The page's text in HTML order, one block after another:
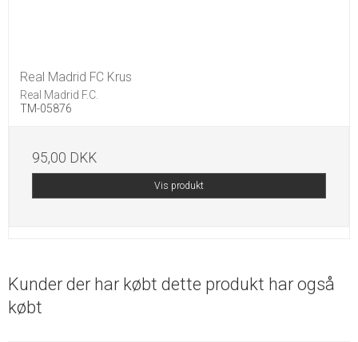
Real Madrid FC Krus
Real Madrid F.C.
TM-05876
95,00 DKK
Vis produkt
Kunder der har købt dette produkt har også
købt